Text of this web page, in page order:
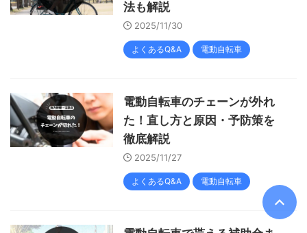
法も解説
2025/11/30
よくあるQ&A 電動自転車
電動自転車のチェーンが外れ
た！直し方と原因・予防策を
徹底解説
2025/11/27
よくあるQ&A 電動自転車